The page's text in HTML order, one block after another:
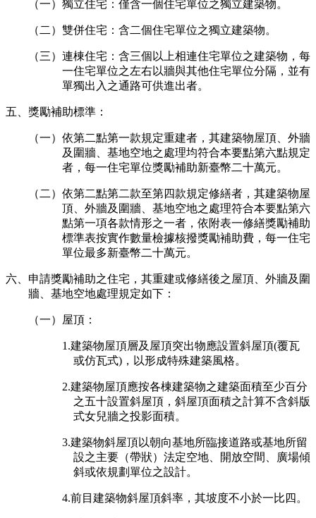
（一）獨立住宅：僅含一個住宅單位之獨立建築物。
（二）雙併住宅：含二個住宅單位之獨立建築物。
（三）連棟住宅：含三個以上相連住宅單位之建築物，每
一住宅單位之左右以牆與其他住宅單位分隔，並有
單獨出入之通路可供進出者。
五、獎勵補助標準：
（一）依第二點第一款規定重建者，其建築物屋頂、外牆
及圍牆、基地空地之處理均符合本要點第六點規定
者，每一住宅單位獎勵補助新臺幣二十萬元。
（二）依第二點第二款至第四款規定修繕者，其建築物屋
頂、外牆及圍牆、基地空地之處理符合本要點第六
點第一項各款情形之一者，依附表一修繕獎勵補助
標準表按實作數量檢據核撥獎勵補助費，每一住宅
單位最多新臺幣二十萬元。
六、申請獎勵補助之住宅，其重建或修繕後之屋頂、外牆及圍
牆、基地空地處理規定如下：
（一）屋頂：
1.建築物屋頂層及屋頂突出物應設置斜屋頂(覆瓦
或仿瓦式)，以形成特殊建築風格。
2.建築物屋頂應按各棟建築物之建築面積至少百分
之五十設置斜屋頂，斜屋頂面積之計算不含斜版
式女兒牆之投影面積。
3.建築物斜屋頂以朝向基地所臨接道路或基地所留
設之主要（帶狀）法定空地、開放空間、廣場傾
斜或依規劃單位之設計。
4.前目建築物斜屋頂斜率，其坡度不小於一比四。